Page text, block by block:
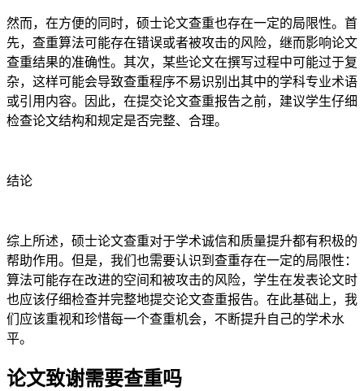
然而，在方便的同时，硕士论文查重也存在一定的局限性。首
先，查重算法可能存在错误或者被攻击的风险，继而影响论文
查重结果的准确性。其次，某些论文在撰写过程中可能过于复
杂，这样可能会导致查重程序不易识别出其中的学科专业术语
或引用内容。因此，在提交论文查重报告之前，建议学生仔细
检查论文结构和规定是否完整、合理。
结论
综上所述，硕士论文查重对于学术诚信和质量提升都有积极的
帮助作用。但是，我们也需要认识到查重存在一定的局限性：
算法可能存在改进的空间和被攻击的风险，学生在发表论文时
也应该仔细检查并完整地提交论文查重报告。在此基础上，我
们应该重视和珍惜每一个查重机会，不断提升自己的学术水
平。
论文致谢需要查重吗